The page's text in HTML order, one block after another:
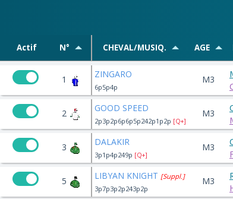
Actif N° CHEVAL/MUSIQ. AGE
1 ZINGARO
6p5p4p
M3
2 GOOD SPEED
2p3p2p6p6p5p242p1p2p [Q+]
M3
3 DALAKIR
3p1p4p249p [Q+]
M3
5 LIBYAN KNIGHT [Suppl.]
3p7p3p2p243p2p
M3